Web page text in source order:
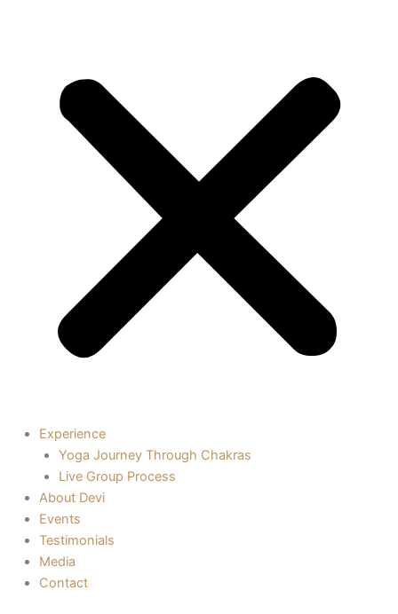
Experience
Yoga Journey Through Chakras
Live Group Process
About Devi
Events
Testimonials
Media
Contact